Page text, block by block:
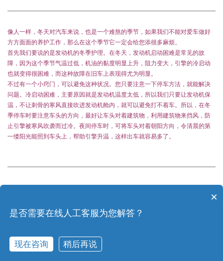
像人一样，冬天对汽车来说，也是一个难熬的季节，如果我们不能对爱车做好
方方面面的养护工作，那么在这个季节它一定会给您添很多麻烦。
首先我们要说的是发动机的冬季护理。在冬天，发动机启动困难是常见的故
障，因为这个季节气温过低，机油的黏度明显上升，阻力变大，引擎的冷启动
也就变得很困难，而这种故障在旧车上表现得尤为明显。
不过有一个小窍门，可以避免这种状况。您只要注意一下停车方法，就能解决
问题。冷启动困难，主要原因就是发动机温度太低，所以我们只要让发动机保
温，不让刺骨的寒风直接吹进发动机舱内，就可以避免打不着车。所以，在冬
季停车时要注意车头的方向，最好让车头对着建筑物，利用建筑物来挡风，防
止引擎被寒风吹袭而过冷。夜间停车时，可将车头对着朝阳方向，令清晨的第
一缕阳光能照到车头上，帮助引擎升温，这样出车就容易多了。
下一篇：东风标致308亮相成都车展，10月底上市！
×
是否需要在线人工客服为您解答？
现在咨询 稍后再说